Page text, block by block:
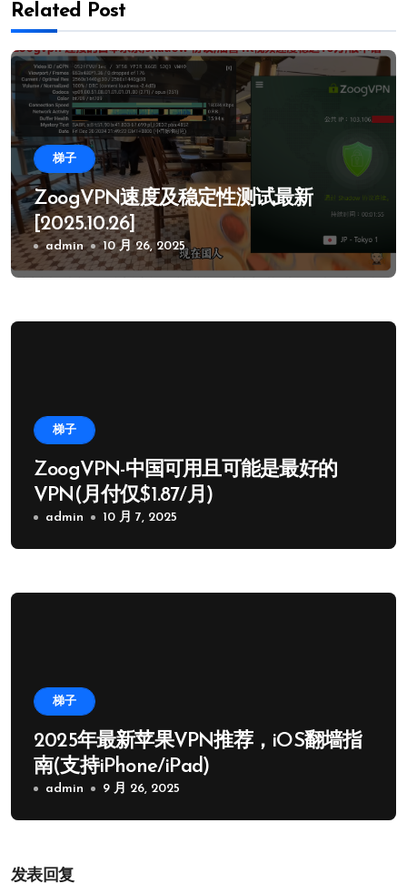
Related Post
梯子
ZoogVPN速度及稳定性测试最新
[2025.10.26]
admin 10 月 26, 2025
梯子
ZoogVPN-中国可用且可能是最好的
VPN(月付仅$1.87/月)
admin 10 月 7, 2025
梯子
2025年最新苹果VPN推荐，iOS翻墙指
南(支持iPhone/iPad)
admin 9 月 26, 2025
发表回复